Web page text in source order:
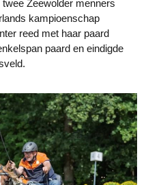
kampioenschap
reed met haar paard
paard en eindigde